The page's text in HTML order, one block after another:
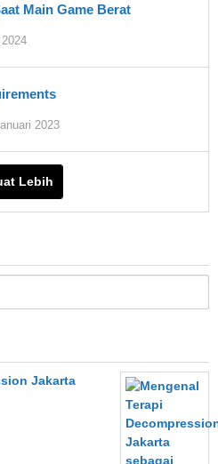
Main Game Berat
2023
Lebih
Jakarta